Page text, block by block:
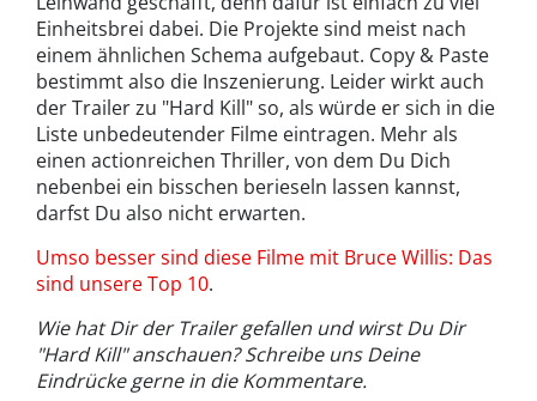
Einheitsbrei dabei. Die Projekte sind meist nach
einem ähnlichen Schema aufgebaut. Copy & Paste
bestimmt also die Inszenierung. Leider wirkt auch
der Trailer zu "Hard Kill" so, als würde er sich in die
Liste unbedeutender Filme eintragen. Mehr als
einen actionreichen Thriller, von dem Du Dich
nebenbei ein bisschen berieseln lassen kannst,
darfst Du also nicht erwarten.
Umso besser sind diese Filme mit Bruce Willis: Das
sind unsere Top 10.
Wie hat Dir der Trailer gefallen und wirst Du Dir
"Hard Kill" anschauen? Schreibe uns Deine
Eindrücke gerne in die Kommentare.